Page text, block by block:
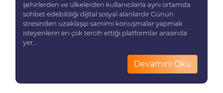
şehirlerden ve ülkelerden kullanıcılarla aynı ortamda
sohbet edebildiği dijital sosyal alanlardır Günün
stresinden uzaklaşıp samimi konuşmalar yapmak
isteyenlerin en çok tercih ettiği platformlar arasında
yer...
Devamını Oku